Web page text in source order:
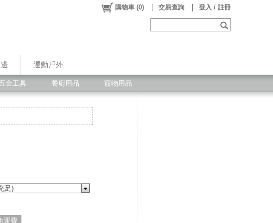
運動戶外
購物車 (0) 交易查詢 登入 / 註冊
金工具 餐廚用品 寵物用品
足)
運費